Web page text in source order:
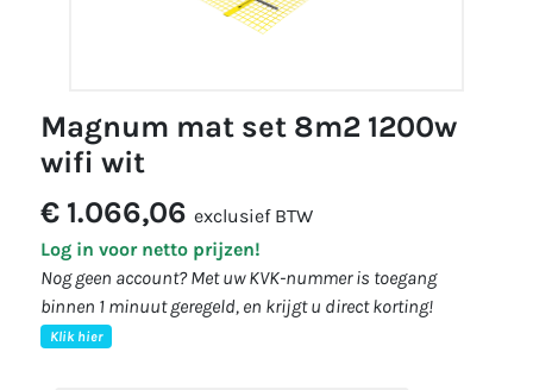
magnum mat set 8m2 1200w
wifi wit
€ 1.066,06 exclusief BTW
Log in voor netto prijzen!
Nog geen account? Met uw KVK-nummer is toegang
binnen 1 minuut geregeld, en krijgt u direct korting!
Klik hier